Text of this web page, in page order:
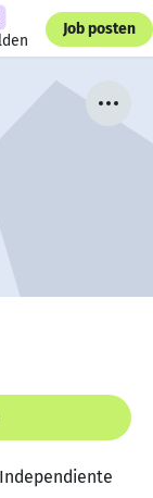
Job posten